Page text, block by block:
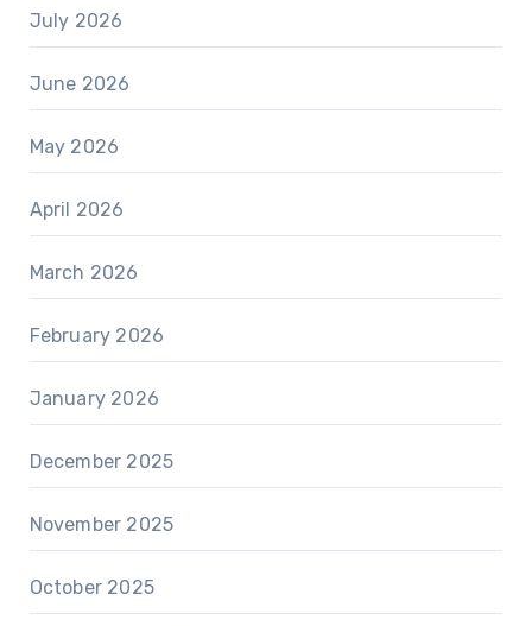
July 2026
June 2026
May 2026
April 2026
March 2026
February 2026
January 2026
December 2025
November 2025
October 2025